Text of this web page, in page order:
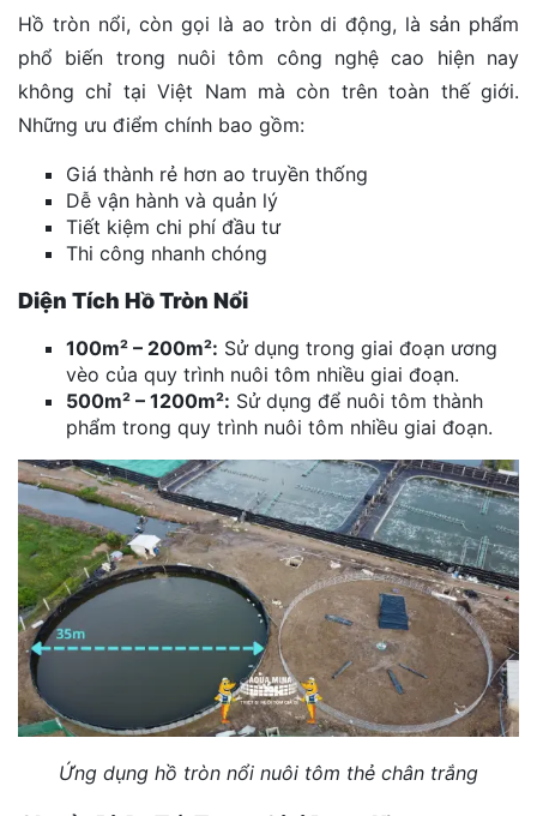
Hồ tròn nổi, còn gọi là ao tròn di động, là sản phẩm
phổ biến trong nuôi tôm công nghệ cao hiện nay
không chỉ tại Việt Nam mà còn trên toàn thế giới.
Những ưu điểm chính bao gồm:
Giá thành rẻ hơn ao truyền thống
Dễ vận hành và quản lý
Tiết kiệm chi phí đầu tư
Thi công nhanh chóng
Diện Tích Hồ Tròn Nổi
100m² – 200m²: Sử dụng trong giai đoạn ương
vèo của quy trình nuôi tôm nhiều giai đoạn.
500m² – 1200m²: Sử dụng để nuôi tôm thành
phẩm trong quy trình nuôi tôm nhiều giai đoạn.
Ứng dụng hồ tròn nổi nuôi tôm thẻ chân trắng